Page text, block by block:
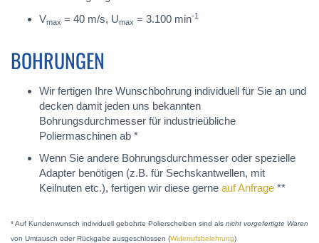
Vmax = 40 m/s, Umax = 3.100 min-1
BOHRUNGEN
Wir fertigen Ihre Wunschbohrung individuell für Sie an und
decken damit jeden uns bekannten
Bohrungsdurchmesser für industrieübliche
Poliermaschinen ab *
Wenn Sie andere Bohrungsdurchmesser oder spezielle
Adapter benötigen (z.B. für Sechskantwellen, mit
Keilnuten etc.), fertigen wir diese gerne auf Anfrage **
* Auf Kundenwunsch individuell gebohrte Polierscheiben sind als nicht vorgefertigte Waren
von Umtausch oder Rückgabe ausgeschlossen (Widerrufsbelehrung)